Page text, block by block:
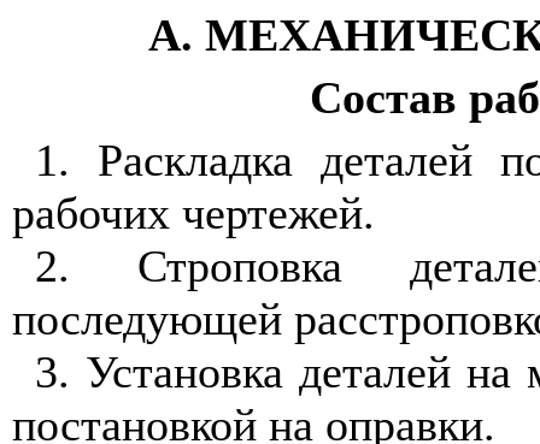
А.
Состав
1. Раскладка деталей
рабочих чертежей.
2. Строповка
последующей
3. Установка деталей
постановкой на оправки.